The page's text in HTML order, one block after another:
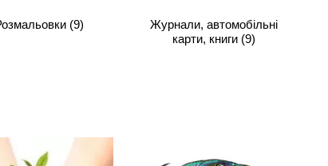
(9)
Журнали, автомобільні
карти, книги (9)